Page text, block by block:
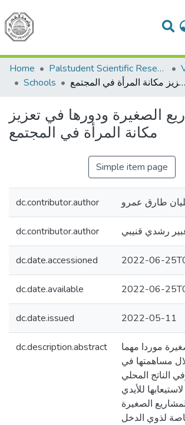
Communities &
All of DSpace
Home
Palstudent Scientific Research Journal
Schools
المشاريع الصغيرة ودورها في تعزيز مكانة المرأة في المجتمع
الصغيرة ودورها في تعزيز
مكانة المرأة في المجتمع
Simple item page
dc.contributor.author طارق عمرو
dc.contributor.author رشدي قنيبي
dc.date.accessioned 2022-06-
dc.date.available 2022-06-
dc.date.issued 2022-05-11
dc.description.abstract
موردا مهما
مساهمتها في
الناتج المحلي
للأيدي
الصغيرة
لذوي الدخل